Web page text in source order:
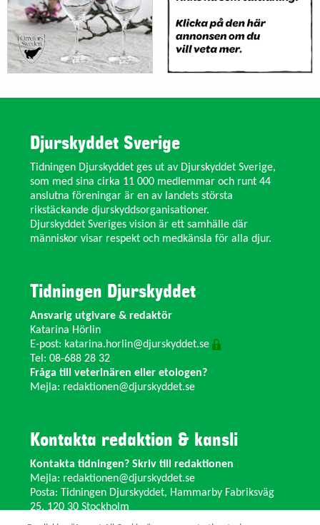
Djurskyddet Sverige
Tidningen Djurskyddet ges ut av Djurskyddet Sverige,
som med sina cirka 11 000 medlemmar och runt 44
anslutna föreningar är en av landets största
rikstäckande djurskyddsorganisationer.
Djurskyddet Sveriges vision är ett samhälle där
människor visar respekt och medkänsla för alla djur.
Tidningen Djurskyddet
Ansvarig utgivare & redaktör
Katarina Hörlin
E-post: katarina.horlin@djurskyddet.se
Tel: 08-688 28 32
Fråga till veterinären eller etologen?
Mejla: redaktionen@djurskyddet.se
Kontakta redaktion & kansli
Kontakta tidningen? Skriv till redaktionen
Mejla: redaktionen@djurskyddet.se
Posta: Tidningen Djurskyddet, Hammarby Fabriksväg
25, 120 30 Stockholm
Ändra adress? Kontakta kansliet